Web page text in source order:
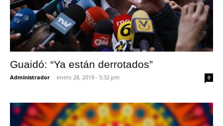
Guaidó: “Ya están derrotados”
Administrador - enero 28, 2019 - 5:32 pm 0